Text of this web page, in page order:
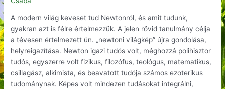
A modern világ keveset tud Newtonról, és amit tudunk,
gyakran azt is félre értelmezzük. A jelen rövid tanulmány célja
a tévesen értelmezett ún. „newtoni világkép” újra gondolása,
helyreigazítása. Newton igazi tudós volt, méghozzá polihisztor
tudós, egyszerre volt fizikus, filozófus, teológus, matematikus,
csillagász, alkimista, és beavatott tudója számos ezoterikus
tudománynak. Képes volt mindezen tudásokat integrálni,
világképe,
és
utolsó
ítélet